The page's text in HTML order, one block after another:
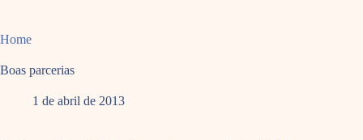
Home
Boas parcerias
1 de abril de 2013